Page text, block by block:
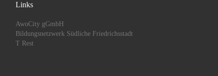
Links
AwoCity gGmbH
Bildungsnetzwerk Südliche Friedrichsstadt
T Rest